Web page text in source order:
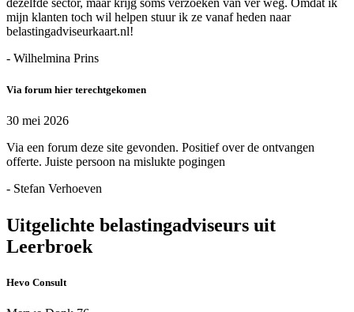
dezelfde sector, maar krijg soms verzoeken van ver weg. Omdat ik
mijn klanten toch wil helpen stuur ik ze vanaf heden naar
belastingadviseurkaart.nl!
- Wilhelmina Prins
Via forum hier terechtgekomen
30 mei 2026
Via een forum deze site gevonden. Positief over de ontvangen
offerte. Juiste persoon na mislukte pogingen
- Stefan Verhoeven
Uitgelichte belastingadviseurs uit
Leerbroek
Hevo Consult